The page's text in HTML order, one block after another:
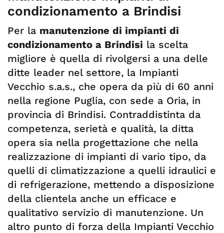
condizionamento a Brindisi
Per la manutenzione di impianti di
condizionamento a Brindisi la scelta
migliore è quella di rivolgersi a una delle
ditte leader nel settore, la Impianti
Vecchio s.a.s., che opera da più di 60 anni
nella regione Puglia, con sede a Oria, in
provincia di Brindisi. Contraddistinta da
competenza, serietà e qualità, la ditta
opera sia nella progettazione che nella
realizzazione di impianti di vario tipo, da
quelli di climatizzazione a quelli idraulici e
di refrigerazione, mettendo a disposizione
della clientela anche un efficace e
qualitativo servizio di manutenzione. Un
altro punto di forza della Impianti Vecchio